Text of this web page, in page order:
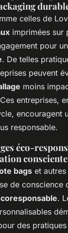
celles de
imprimées sur
pour
. De telles
peuvent
moins
entreprises,
encouragent
responsable.
éco-
consciente
bags et autres
de conscience
.
des